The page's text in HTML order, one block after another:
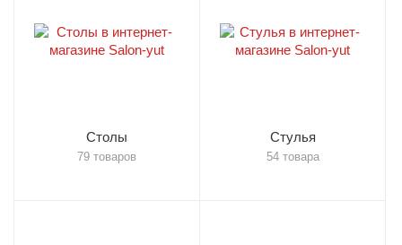
Столы
79 товаров
Стулья
54 товара